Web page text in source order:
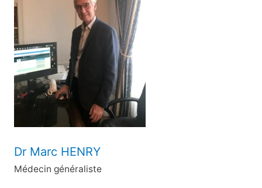
r
c
h
e
r
Dr Marc HENRY
Médecin généraliste